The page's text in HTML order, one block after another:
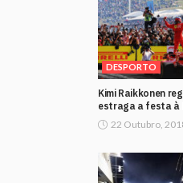
DESPORTO
Kimi Raikkonen
estraga a festa à
22 Outubro,